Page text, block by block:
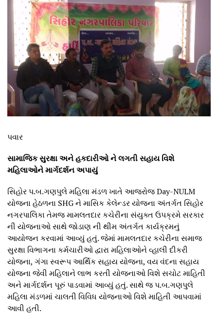
પવાર
સામાજિક સુરક્ષા અને હકદારીઓ ને લગતી સહાય વિશે
મહિલાઓને માર્ગદર્શન અપાયું
સિહોર પ.બ.ગણપુલે મહિલા મંડળ ખાતે આજરોજ Day-NULM
યોજના હેઠળના SHG ને માસિક કેલેન્ડર યોજના અંતર્ગત સિહોર
નગરપાલિકા તેમજ મામલતદાર કચેરીના સંયુક્ત ઉપક્રમે સરકાર
ની યોજનાઓ સાથે જોડાણ ની થીમ અંતર્ગત કાર્યક્રમનું
આયોજન કરવામાં આવ્યું હતું. જેમાં મામલતદાર કચેરીના સમાજ
સુરક્ષા વિભાગના કર્મચારીઓ દ્વારા મહિલાઓને વ્હાલી દીકરી
યોજના, ગંગા સ્વરૂપ આર્થિક સહાય યોજના, વય વંદના સહાય
યોજના જેવી મહિલાને લાભ કરતી યોજનાઓ વિશે સચોટ માહિતી
અને માર્ગદર્શન પૂરું પાડવામાં આવ્યું હતું. સાથે જ પ.બ.ગણપુલે
મહિલા મંડળમાં ચાલતી વિવિધ યોજનાઓ વિશે માહિતી આપવામાં
આવી હતી.